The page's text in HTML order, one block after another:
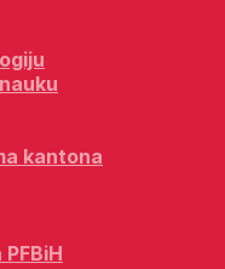
kantona